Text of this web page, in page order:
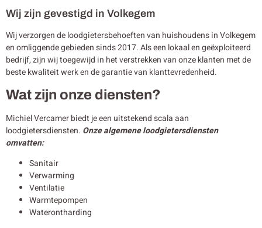
Wij zijn gevestigd in Volkegem
Wij verzorgen de loodgietersbehoeften van huishoudens in Volkegem
en omliggende gebieden sinds 2017. Als een lokaal en geëxploiteerd
bedrijf, zijn wij toegewijd in het verstrekken van onze klanten met de
beste kwaliteit werk en de garantie van klanttevredenheid.
Wat zijn onze diensten?
Michiel Vercamer biedt je een uitstekend scala aan
loodgietersdiensten. Onze algemene loodgietersdiensten
omvatten:
Sanitair
Verwarming
Ventilatie
Warmtepompen
Waterontharding